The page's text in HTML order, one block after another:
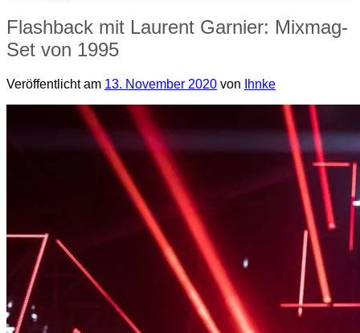
Flashback mit Laurent Garnier: Mixmag-
Set von 1995
Veröffentlicht am 13. November 2020 von Ihnke